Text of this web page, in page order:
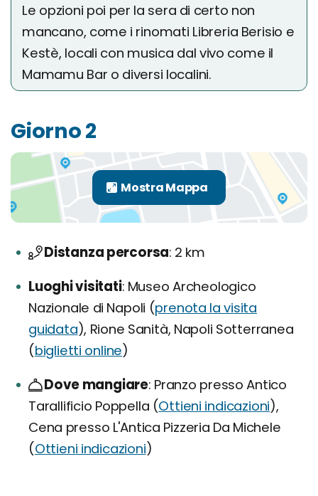
Le opzioni poi per la sera di certo non
mancano, come i rinomati Libreria Berisio e
Kestè, locali con musica dal vivo come il
Mamamu Bar o diversi localini.
Giorno 2
Distanza percorsa 2 km
Luoghi visitati Museo Archeologico
Nazionale di Napoli (prenota la visita
guidata), Rione Sanità, Napoli Sotterranea
(biglietti online)
Dove mangiare Pranzo presso Antico
Tarallificio Poppella (Ottieni indicazioni),
Cena presso L'Antica Pizzeria Da Michele
(Ottieni indicazioni)